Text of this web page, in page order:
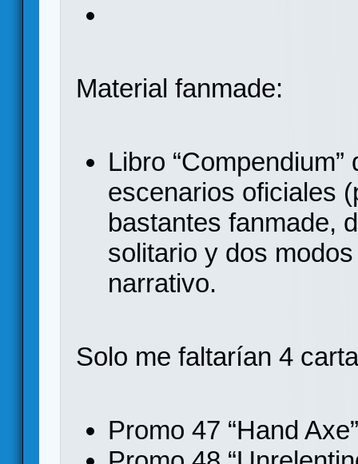
Material fanmade:
Libro
escenarios oficiales
bastantes fanmade,
solitario y dos
narrativo.
Solo me faltarían 4
Promo 47 “Hand